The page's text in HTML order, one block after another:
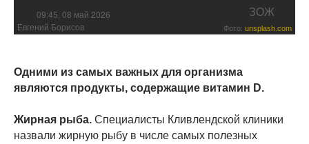
09:45, 08 май 2026 ЗОЖ
Евгений Борисов Фото: unsplash.com
Одними из самых важных для организма
являются продукты, содержащие витамин D.
Жирная рыба. Специалисты Кливлендской клиники
назвали жирную рыбу в числе самых полезных